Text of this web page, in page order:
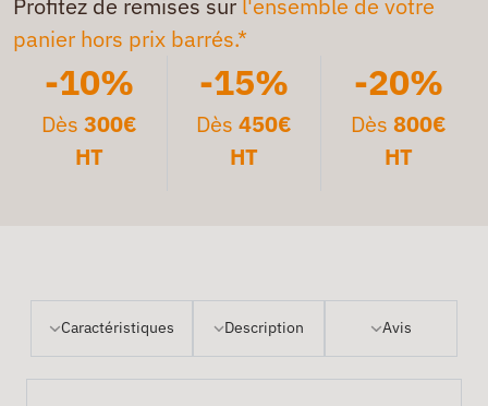
Profitez de remises sur l'ensemble de votre
panier hors prix barrés.*
-10%
Dès300€
HT
-15%
Dès 450€
HT
-20%
Dès 800€
HT
Caractéristiques Description Avis